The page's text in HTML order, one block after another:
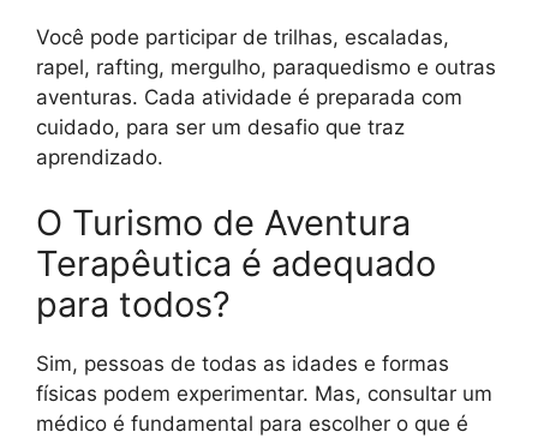
Você pode participar de trilhas, escaladas,
rapel, rafting, mergulho, paraquedismo e outras
aventuras. Cada atividade é preparada com
cuidado, para ser um desafio que traz
aprendizado.
O Turismo de Aventura
Terapêutica é adequado
para todos?
Sim, pessoas de todas as idades e formas
físicas podem experimentar. Mas, consultar um
médico é fundamental para escolher o que é